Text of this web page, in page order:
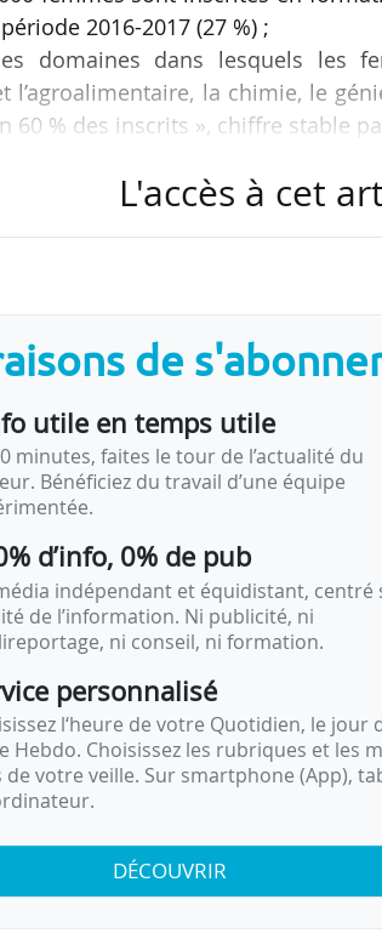
2016-2017 (27 %) ;
domaines dans lesquels les
l’agroalimentaire, la chimie, le
60 % des inscrits », chiffre stable
et l’électricité ;
unes des données issus
en école d’ingénieurs, publiée
L'accès à cet
de
utile en temps utile
minutes, faites le tour de l’actualité du
Bénéficiez du travail d’une équipe
d’info, 0% de pub
indépendant et équidistant, centré
de l’information. Ni publicité, ni
ni conseil, ni formation.
personnalisé
l‘heure de votre Quotidien, le jour
Hebdo. Choisissez les rubriques et les
de votre veille. Sur smartphone (App),
DÉCOUVRIR